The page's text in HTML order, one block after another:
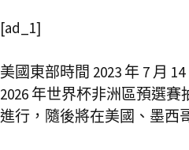
[ad_1]
美國東部時間 2023 年 7 月
2026 年世界杯非洲區預選
進行，隨後將在美國、墨西